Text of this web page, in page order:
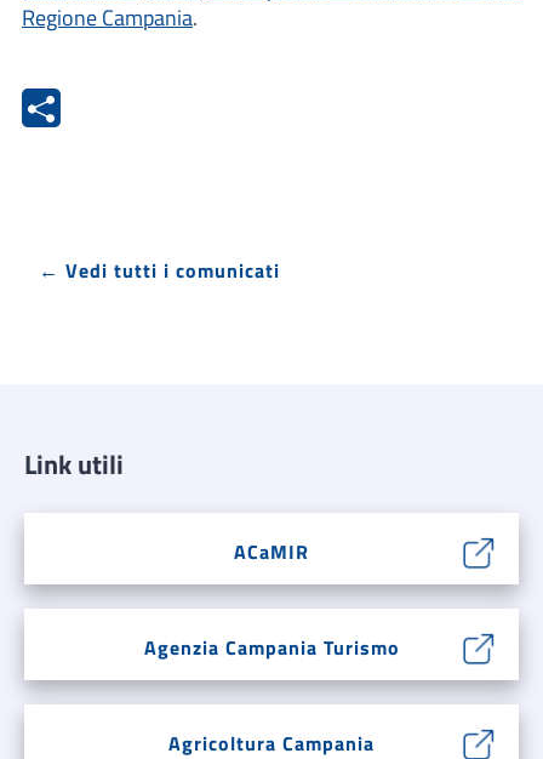
Regione Campania.
← Vedi tutti i comunicati
Link utili
ACaMIR
Agenzia Campania Turismo
Agricoltura Campania